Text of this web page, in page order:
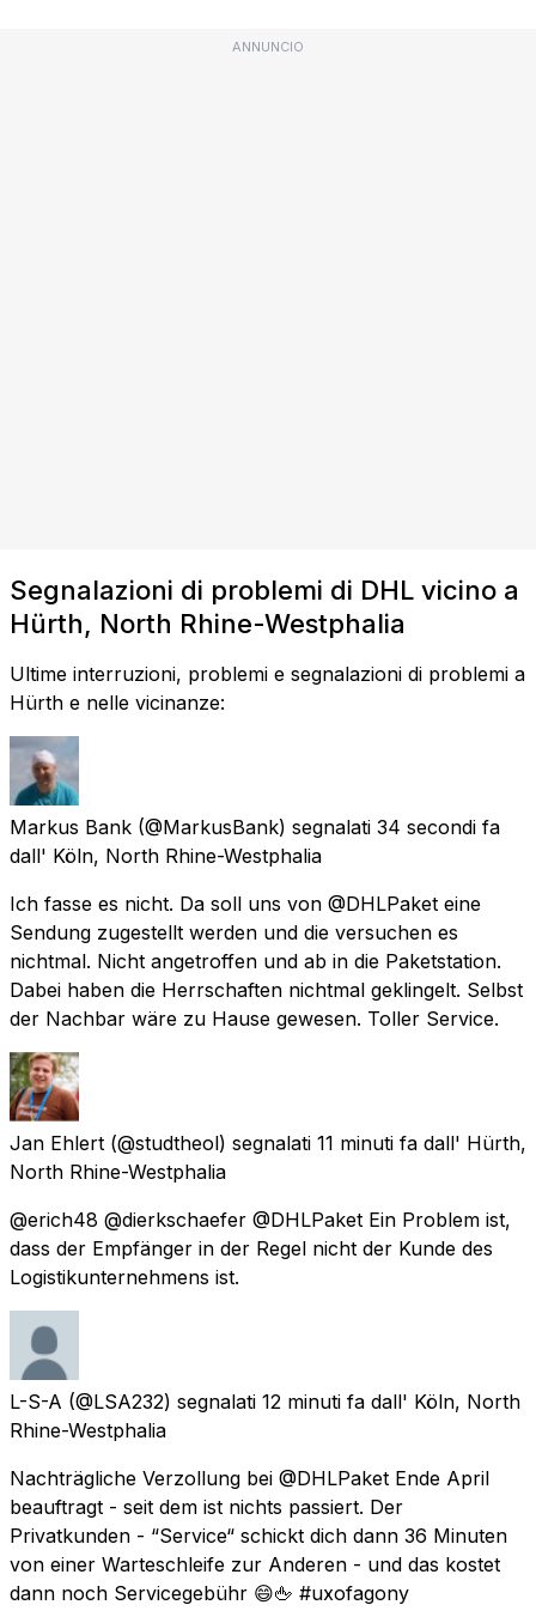
ANNUNCIO
Segnalazioni di problemi di DHL vicino a
Hürth, North Rhine-Westphalia
Ultime interruzioni, problemi e segnalazioni di problemi a
Hürth e nelle vicinanze:
Markus Bank (@MarkusBank) segnalati 34 secondi fa
dall' Köln, North Rhine-Westphalia
Ich fasse es nicht. Da soll uns von @DHLPaket eine
Sendung zugestellt werden und die versuchen es
nichtmal. Nicht angetroffen und ab in die Paketstation.
Dabei haben die Herrschaften nichtmal geklingelt. Selbst
der Nachbar wäre zu Hause gewesen. Toller Service.
Jan Ehlert (@studtheol) segnalati 11 minuti fa dall' Hürth,
North Rhine-Westphalia
@erich48 @dierkschaefer @DHLPaket Ein Problem ist,
dass der Empfänger in der Regel nicht der Kunde des
Logistikunternehmens ist.
L-S-A (@LSA232) segnalati 12 minuti fa dall' Köln, North
Rhine-Westphalia
Nachträgliche Verzollung bei @DHLPaket Ende April
beauftragt - seit dem ist nichts passiert. Der
Privatkunden - “Service“ schickt dich dann 36 Minuten
von einer Warteschleife zur Anderen - und das kostet
dann noch Servicegebühr 😄🖕 #uxofagony